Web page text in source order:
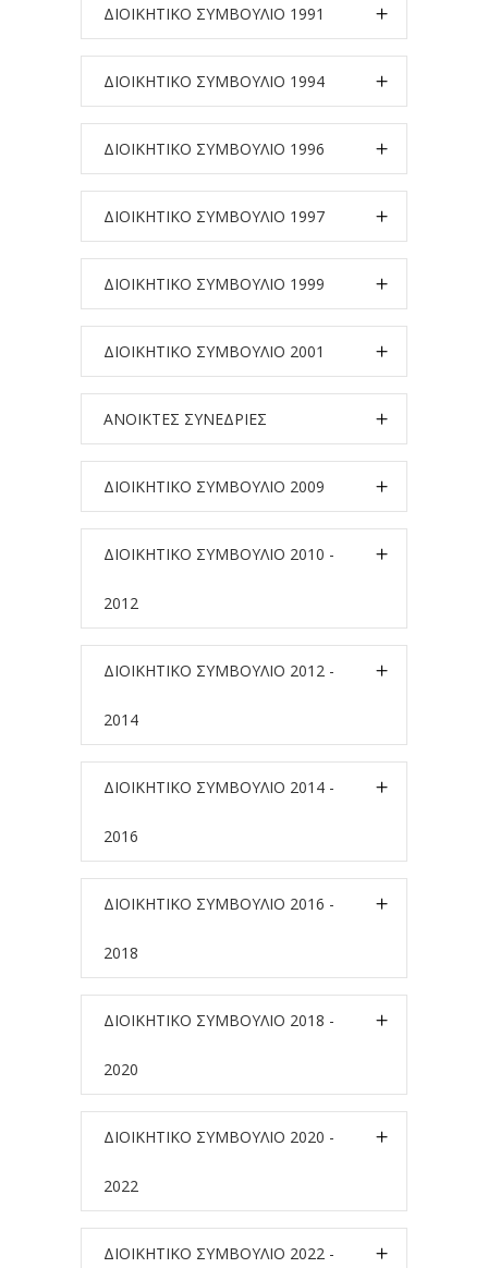
ΔΙΟΙΚΗΤΙΚΟ ΣΥΜΒΟΥΛΙΟ 1991
ΔΙΟΙΚΗΤΙΚΟ ΣΥΜΒΟΥΛΙΟ 1994
ΔΙΟΙΚΗΤΙΚΟ ΣΥΜΒΟΥΛΙΟ 1996
ΔΙΟΙΚΗΤΙΚΟ ΣΥΜΒΟΥΛΙΟ 1997
ΔΙΟΙΚΗΤΙΚΟ ΣΥΜΒΟΥΛΙΟ 1999
ΔΙΟΙΚΗΤΙΚΟ ΣΥΜΒΟΥΛΙΟ 2001
ΑΝΟΙΚΤΕΣ ΣΥΝΕΔΡΙΕΣ
ΔΙΟΙΚΗΤΙΚΟ ΣΥΜΒΟΥΛΙΟ 2009
ΔΙΟΙΚΗΤΙΚΟ ΣΥΜΒΟΥΛΙΟ 2010 -
2012
ΔΙΟΙΚΗΤΙΚΟ ΣΥΜΒΟΥΛΙΟ 2012 -
2014
ΔΙΟΙΚΗΤΙΚΟ ΣΥΜΒΟΥΛΙΟ 2014 -
2016
ΔΙΟΙΚΗΤΙΚΟ ΣΥΜΒΟΥΛΙΟ 2016 -
2018
ΔΙΟΙΚΗΤΙΚΟ ΣΥΜΒΟΥΛΙΟ 2018 -
2020
ΔΙΟΙΚΗΤΙΚΟ ΣΥΜΒΟΥΛΙΟ 2020 -
2022
ΔΙΟΙΚΗΤΙΚΟ ΣΥΜΒΟΥΛΙΟ 2022 -